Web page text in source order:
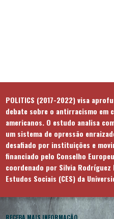
POLITICS (2017-2022) visa
debate sobre o antirracismo em
americanos. O estudo analisa
um sistema de opressão
desafiado por instituições e
financiado pelo Conselho
coordenado por Silvia Rodríguez
Estudos Sociais (CES) da
RECEBA MAIS INFORMAÇÃO